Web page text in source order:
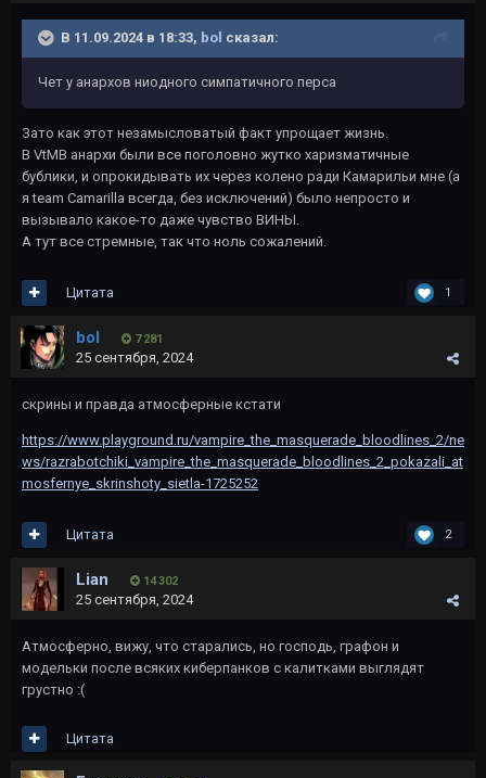
В 11.09.2024 в 18:33, bol сказал:
Чет у анархов ниодного симпатичного перса
Зато как этот незамысловатый факт упрощает жизнь.
В VtMB анархи были все поголовно жутко харизматичные
бублики, и опрокидывать их через колено ради Камарильи мне (а
я team Camarilla всегда, без исключений) было непросто и
вызывало какое-то даже чувство ВИНЫ.
А тут все стремные, так что ноль сожалений.
1
Цитата
bol 7 281
25 сентября, 2024
cкрины и правда атмосферные кстати
https://www.playground.ru/vampire_the_masquerade_bloodlines_2/ne
ws/razrabotchiki_vampire_the_masquerade_bloodlines_2_pokazali_at
mosfernye_skrinshoty_sietla-1725252
2
Цитата
Lian 14 302
25 сентября, 2024
Атмосферно, вижу, что старались, но господь, графон и
модельки после всяких киберпанков с калитками выглядят
грустно :(
Цитата